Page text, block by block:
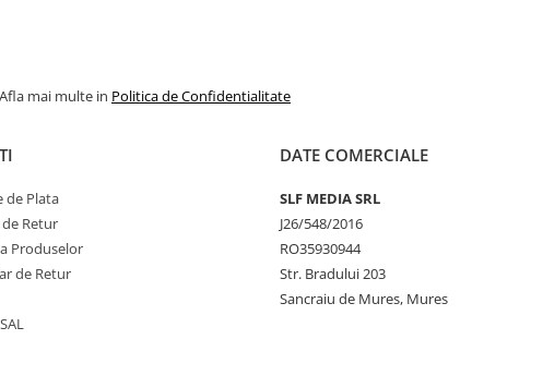
mai multe in Politica de Confidentialitate
de Plata
Retur
Produselor
de Retur
DATE COMERCIALE
SLF MEDIA SRL
J26/548/2016
RO35930944
Str. Bradului 203
Sancraiu de Mures, Mures